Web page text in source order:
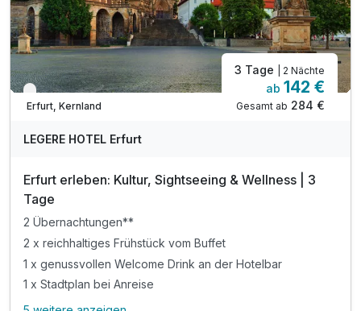
Verfügbar bis Dezember
Erfurt, Kernland
3 Tage | 2 Nächte
ab 142 €
Gesamt ab 284 €
LEGERE HOTEL Erfurt
Erfurt erleben: Kultur, Sightseeing & Wellness | 3
Tage
2 Übernachtungen**
2 x reichhaltiges Frühstück vom Buffet
1 x genussvollen Welcome Drink an der Hotelbar
1 x Stadtplan bei Anreise